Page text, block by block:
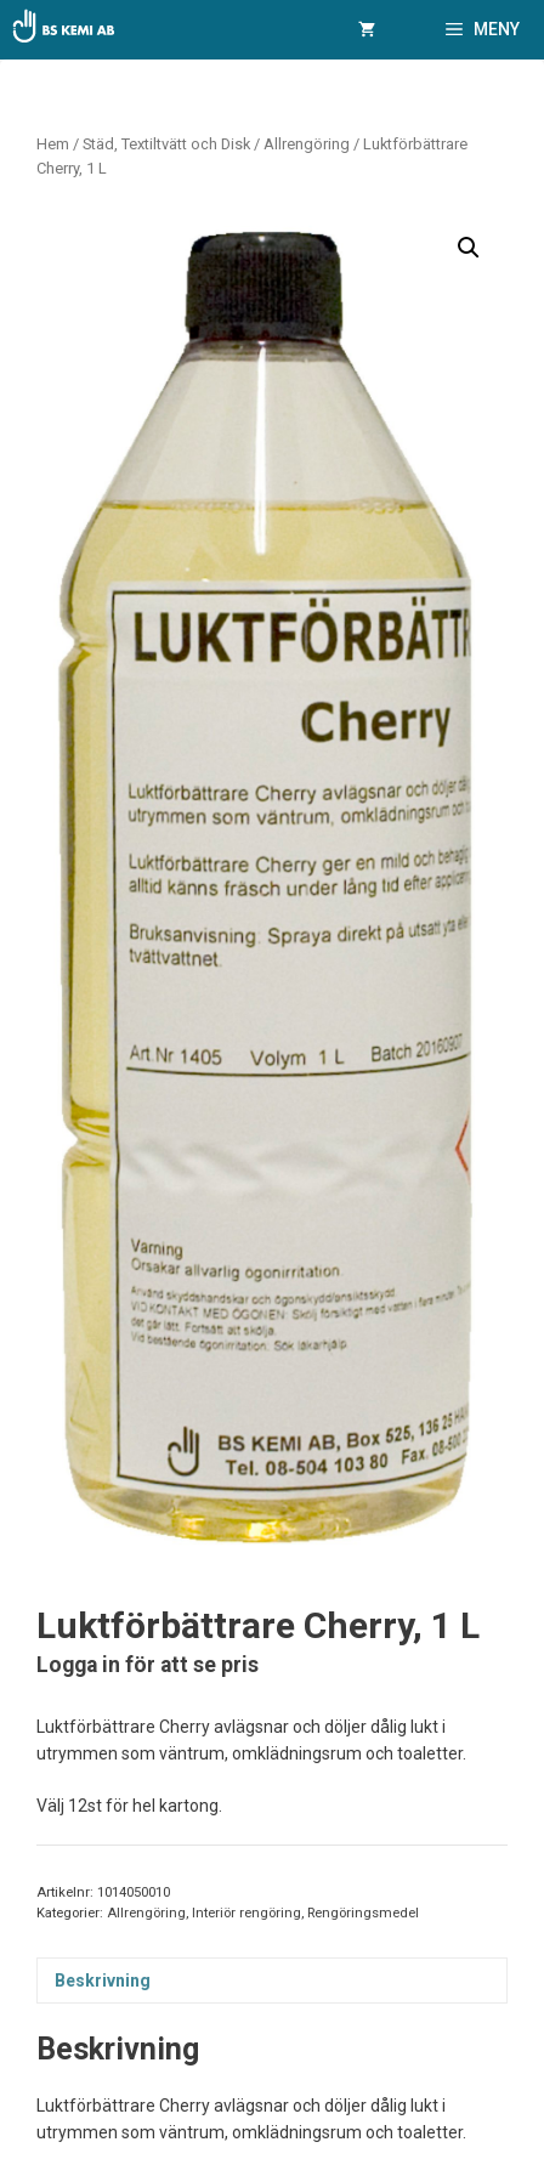
Hoppa
till
innehåll
MENY
Hem / Städ, Textiltvätt och Disk / Allrengöring / Luktförbättrare
Cherry, 1 L
Luktförbättrare Cherry, 1 L
Logga in för att se pris
Luktförbättrare Cherry avlägsnar och döljer dålig lukt i
utrymmen som väntrum, omklädningsrum och toaletter.
Välj 12st för hel kartong.
Artikelnr: 1014050010
Kategorier: Allrengöring, Interiör rengöring, Rengöringsmedel
Beskrivning
Beskrivning
Luktförbättrare Cherry avlägsnar och döljer dålig lukt i
utrymmen som väntrum, omklädningsrum och toaletter.